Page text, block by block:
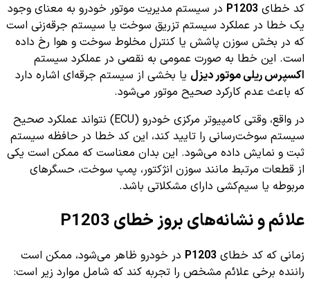
کد خطای P1203 در سیستم مدیریت موتور خودرو به معنای وجود
یک خطا در عملکرد سیستم تزریق سوخت یا سیستم جرقه‌زنی است
که در بخش سوزن پاشش یا کنترل مخلوط سوخت و هوا رخ داده
است. این خطا به صورت عمومی به نقصی در عملکرد سیستم
اکسپرس ریلی موتور دیزل یا بخشی از سیستم جرقه‌ای اشاره دارد
که باعث عدم کارکرد صحیح موتور می‌شود.
در واقع، وقتی کامپیوتر مرکزی خودرو (ECU) نتواند عملکرد صحیح
سیستم سوخت‌رسانی را تایید کند، این کد خطا در حافظه سیستم
ثبت و نمایش داده می‌شود. این بدان معناست که ممکن است یکی
از قطعات مرتبط مانند سوزن انژکتور، پمپ سوخت، حسگرهای
مربوطه یا سیم‌کشی دارای مشکلاتی باشد.
علائم و نشانه‌های بروز خطای P1203
زمانی که کد خطای P1203 در خودرو ظاهر می‌شود، ممکن است
راننده برخی علائم مشخص را تجربه کند که شامل موارد زیر است: